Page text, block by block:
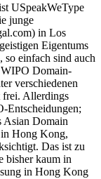
USpeakWeType
junge
in Los
Eigentums
so einfach sind auch
Domain-
verschiedenen
frei. Allerdings
Entscheidungen;
Asian Domain
Hong Kong,
Das ist zu
bisher kaum in
in Hong Kong